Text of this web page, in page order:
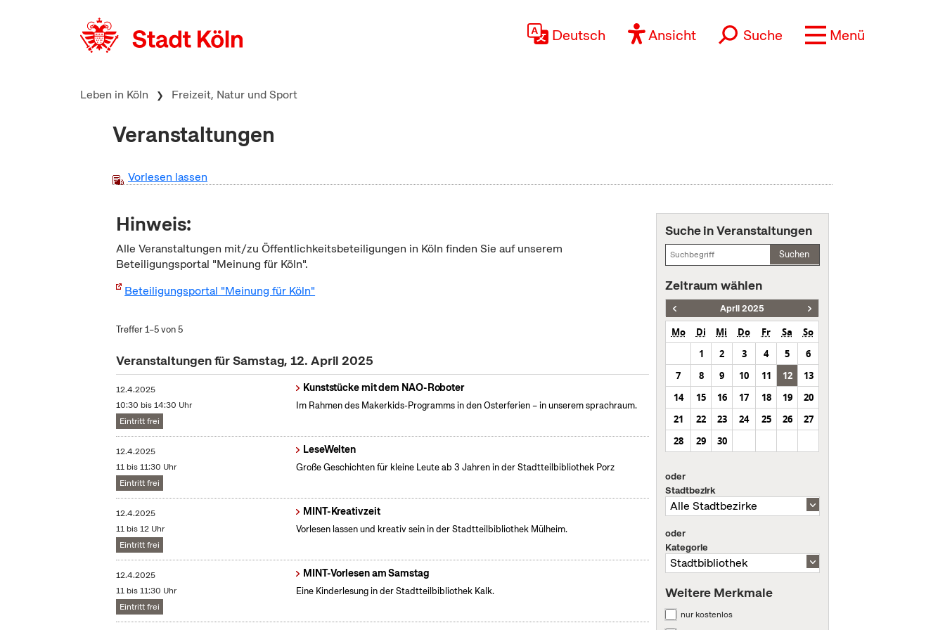
Deutsch Ansicht Suche Menü
Leben in Köln Freizeit, Natur und Sport
Veranstaltungen
Vorlesen lassen
Hinweis:
Alle Veranstaltungen mit/zu Öffentlichkeitsbeteiligungen in Köln finden Sie auf unserem
Beteiligungsportal "Meinung für Köln".
Beteiligungsportal "Meinung für Köln"
Treffer 1–5 von 5
Veranstaltungen für Samstag, 12. April 2025
12.4.2025
10:30 bis 14:30 Uhr
Eintritt frei
Kunststücke mit dem NAO-Roboter
Im Rahmen des Makerkids-Programms in den Osterferien – in unserem sprachraum.
12.4.2025
11 bis 11:30 Uhr
Eintritt frei
LeseWelten
Große Geschichten für kleine Leute ab 3 Jahren in der Stadtteilbibliothek Porz
12.4.2025
11 bis 12 Uhr
Eintritt frei
MINT-Kreativzeit
Vorlesen lassen und kreativ sein in der Stadtteilbibliothek Mülheim.
12.4.2025
11 bis 11:30 Uhr
Eintritt frei
MINT-Vorlesen am Samstag
Eine Kinderlesung in der Stadtteilbibliothek Kalk.
Suche in Veranstaltungen
Suchen
Zeitraum wählen
April 2025
Mo Di Mi Do Fr Sa
So
1
2 3 4 5
6
7
8 9 10 11 12
13
14
15 16 17 18 19
20
21
22 23 24 25 26
27
28
29 30
oder
Stadtbezirk
oder
Kategorie
Weitere Merkmale
nur kostenlos